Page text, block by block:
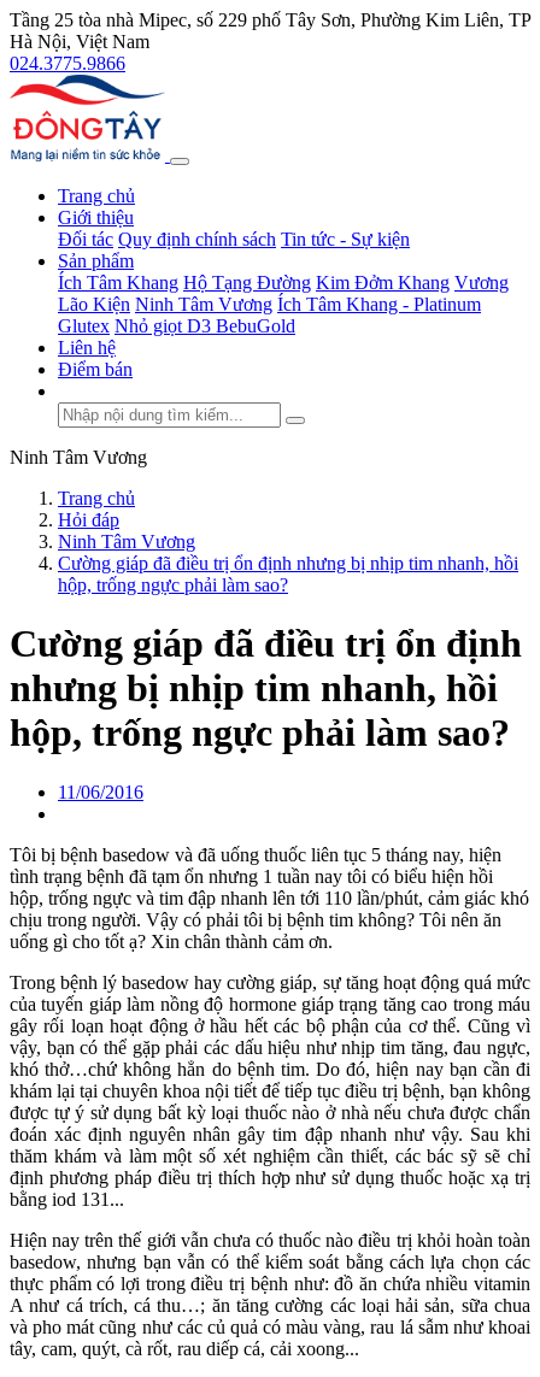
Tầng 25 tòa nhà Mipec, số 229 phố Tây Sơn, Phường Kim Liên, TP
Hà Nội, Việt Nam
024.3775.9866
Trang chủ
Giới thiệu
Đối tác Quy định chính sách Tin tức - Sự kiện
Sản phẩm
Ích Tâm Khang Hộ Tạng Đường Kim Đởm Khang Vương
Lão Kiện Ninh Tâm Vương Ích Tâm Khang - Platinum
Glutex Nhỏ giọt D3 BebuGold
Liên hệ
Điểm bán
Ninh Tâm Vương
Trang chủ
Hỏi đáp
Ninh Tâm Vương
Cường giáp đã điều trị ổn định nhưng bị nhịp tim nhanh, hồi
hộp, trống ngực phải làm sao?
Cường giáp đã điều trị ổn định
nhưng bị nhịp tim nhanh, hồi
hộp, trống ngực phải làm sao?
11/06/2016
Tôi bị bệnh basedow và đã uống thuốc liên tục 5 tháng nay, hiện
tình trạng bệnh đã tạm ổn nhưng 1 tuần nay tôi có biểu hiện hồi
hộp, trống ngực và tim đập nhanh lên tới 110 lần/phút, cảm giác khó
chịu trong người. Vậy có phải tôi bị bệnh tim không? Tôi nên ăn
uống gì cho tốt ạ? Xin chân thành cảm ơn.
Trong bệnh lý basedow hay cường giáp, sự tăng hoạt động quá mức
của tuyến giáp làm nồng độ hormone giáp trạng tăng cao trong máu
gây rối loạn hoạt động ở hầu hết các bộ phận của cơ thể. Cũng vì
vậy, bạn có thể gặp phải các dấu hiệu như nhịp tim tăng, đau ngực,
khó thở…chứ không hẳn do bệnh tim. Do đó, hiện nay bạn cần đi
khám lại tại chuyên khoa nội tiết để tiếp tục điều trị bệnh, bạn không
được tự ý sử dụng bất kỳ loại thuốc nào ở nhà nếu chưa được chẩn
đoán xác định nguyên nhân gây tim đập nhanh như vậy. Sau khi
thăm khám và làm một số xét nghiệm cần thiết, các bác sỹ sẽ chỉ
định phương pháp điều trị thích hợp như sử dụng thuốc hoặc xạ trị
bằng iod 131...
Hiện nay trên thế giới vẫn chưa có thuốc nào điều trị khỏi hoàn toàn
basedow, nhưng bạn vẫn có thể kiểm soát bằng cách lựa chọn các
thực phẩm có lợi trong điều trị bệnh như: đồ ăn chứa nhiều vitamin
A như cá trích, cá thu…; ăn tăng cường các loại hải sản, sữa chua
và pho mát cũng như các củ quả có màu vàng, rau lá sẫm như khoai
tây, cam, quýt, cà rốt, rau diếp cá, cải xoong...